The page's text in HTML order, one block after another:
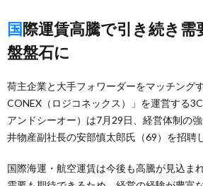
国際運賃高騰で引き続き需要期待、事業基
盤盤石に
荷主企業と大手フォワーダーをマッチング
CONEX（ロジコネックス）」を運営する
アンドシーオー）は7月29日、経営体制の
井物産副社長の安部慎太郎氏（69）を招聘
国際海運・航空運賃は今後も高騰が見込ま